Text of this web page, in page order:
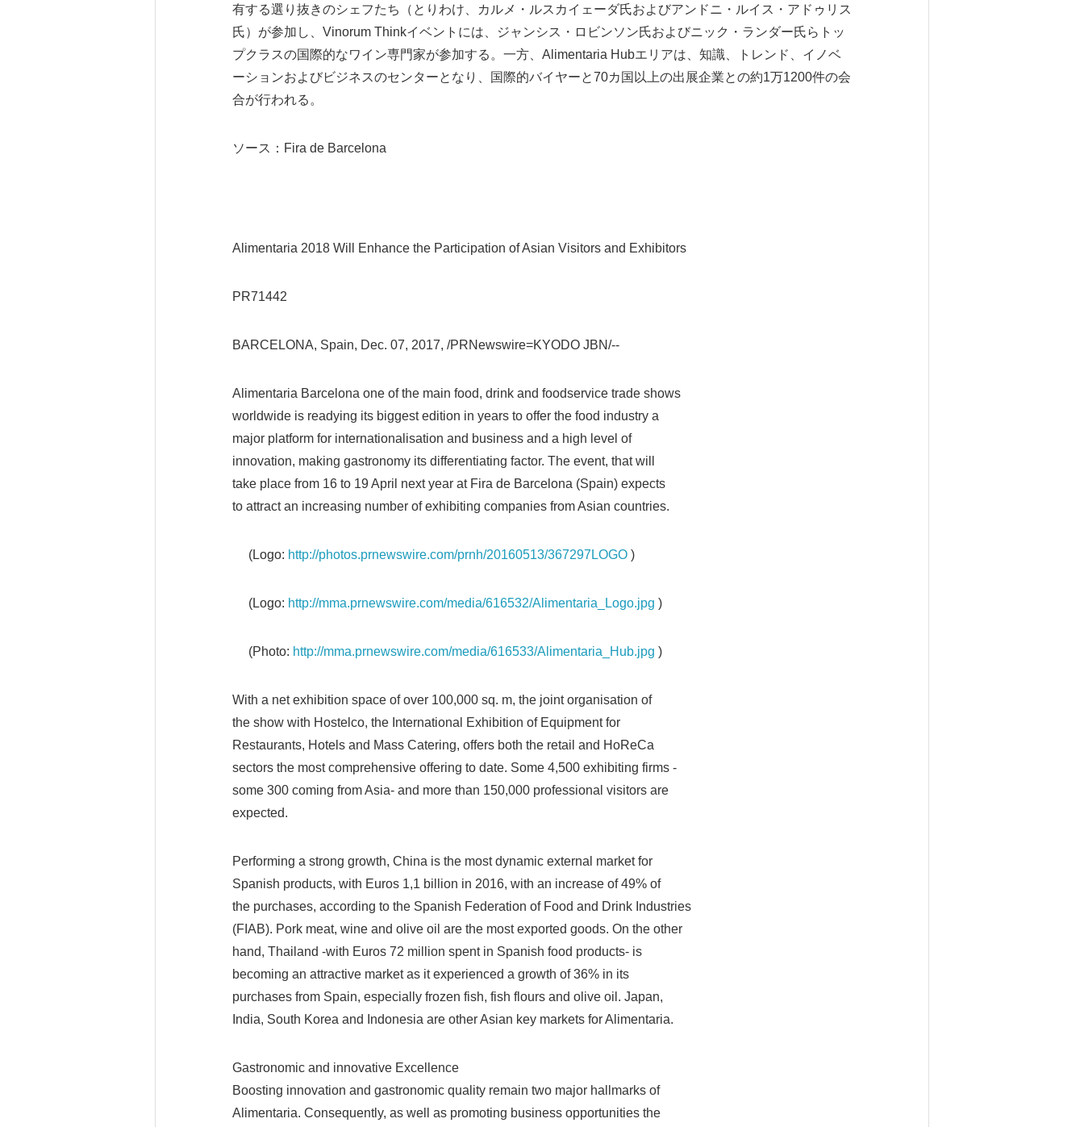
有する選り抜きのシェフたち（とりわけ、カルメ・ルスカイェーダ氏およびアンドニ・ルイス・アドゥリス
氏）が参加し、Vinorum Thinkイベントには、ジャンシス・ロビンソン氏およびニック・ランダー氏らトッ
プクラスの国際的なワイン専門家が参加する。一方、Alimentaria Hubエリアは、知識、トレンド、イノベ
ーションおよびビジネスのセンターとなり、国際的バイヤーと70カ国以上の出展企業との約1万1200件の会
合が行われる。
ソース：Fira de Barcelona
Alimentaria 2018 Will Enhance the Participation of Asian Visitors and Exhibitors
PR71442
BARCELONA, Spain, Dec. 07, 2017, /PRNewswire=KYODO JBN/--
Alimentaria Barcelona one of the main food, drink and foodservice trade shows
worldwide is readying its biggest edition in years to offer the food industry a
major platform for internationalisation and business and a high level of
innovation, making gastronomy its differentiating factor. The event, that will
take place from 16 to 19 April next year at Fira de Barcelona (Spain) expects
to attract an increasing number of exhibiting companies from Asian countries.
(Logo: http://photos.prnewswire.com/prnh/20160513/367297LOGO)
(Logo: http://mma.prnewswire.com/media/616532/Alimentaria_Logo.jpg )
(Photo: http://mma.prnewswire.com/media/616533/Alimentaria_Hub.jpg )
With a net exhibition space of over 100,000 sq. m, the joint organisation of
the show with Hostelco, the International Exhibition of Equipment for
Restaurants, Hotels and Mass Catering, offers both the retail and HoReCa
sectors the most comprehensive offering to date. Some 4,500 exhibiting firms -
some 300 coming from Asia- and more than 150,000 professional visitors are
expected.
Performing a strong growth, China is the most dynamic external market for
Spanish products, with Euros 1,1 billion in 2016, with an increase of 49% of
the purchases, according to the Spanish Federation of Food and Drink Industries
(FIAB). Pork meat, wine and olive oil are the most exported goods. On the other
hand, Thailand -with Euros 72 million spent in Spanish food products- is
becoming an attractive market as it experienced a growth of 36% in its
purchases from Spain, especially frozen fish, fish flours and olive oil. Japan,
India, South Korea and Indonesia are other Asian key markets for Alimentaria.
Gastronomic and innovative Excellence
Boosting innovation and gastronomic quality remain two major hallmarks of
Alimentaria. Consequently, as well as promoting business opportunities the
English